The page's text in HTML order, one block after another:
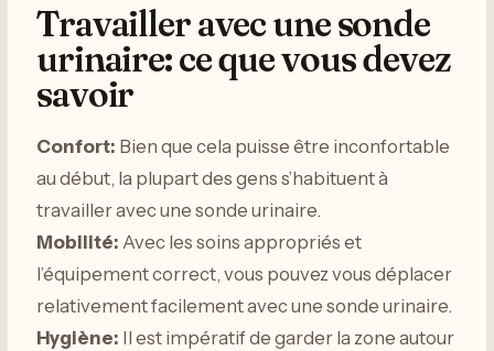
Travailler avec une sonde
urinaire: ce que vous devez
savoir
Confort: Bien que cela puisse être inconfortable
au début, la plupart des gens s’habituent à
travailler avec une sonde urinaire.
Mobilité: Avec les soins appropriés et
l’équipement correct, vous pouvez vous déplacer
relativement facilement avec une sonde urinaire.
Hygiène: Il est impératif de garder la zone autour